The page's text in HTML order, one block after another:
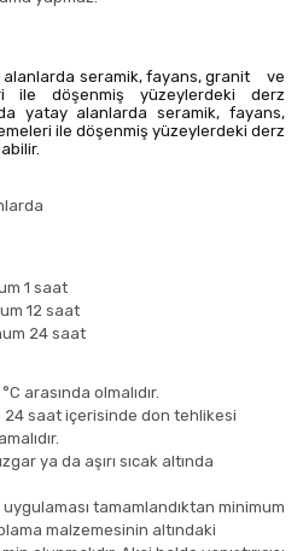
seramik, fayans, granit
ve
ile döşenmiş yüzeylerdeki derz
yatay alanlarda seramik, fayans,
ile döşenmiş yüzeylerdeki derz
1 saat
12 saat
24 saat
arasında olmalıdır.
saat içerisinde don tehlikesi
ya da aşırı sıcak altında
uygulaması tamamlandıktan minimum
malzemesinin altındaki